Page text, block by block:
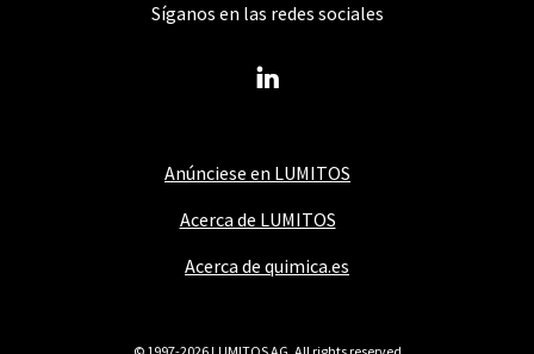
Anúnciese en LUMITOS
Acerca de LUMITOS
Acerca de quimica.es
Síganos en las redes sociales